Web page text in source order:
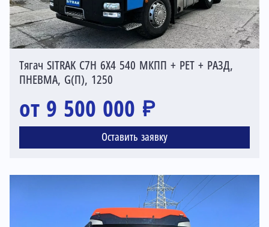
Тягач SITRAK C7H 6X4 540 МКПП + РЕТ + РАЗД,
ПНЕВМА, G(П), 1250
от 9 500 000 ₽
Оставить заявку